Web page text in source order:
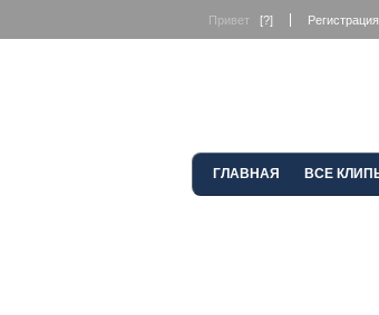
Привет [?] Регистрация
ГЛАВНАЯ ВСЕ